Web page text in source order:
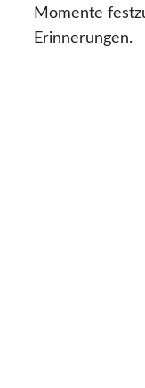
Momente
Erinnerungen.